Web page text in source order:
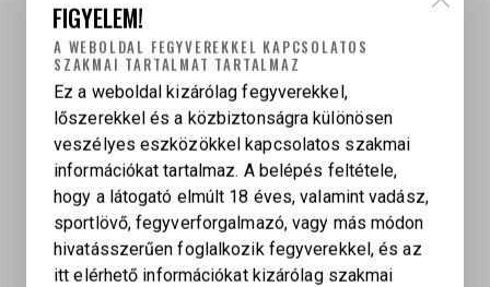
CSŐHOSSZ
16"
СALIBER
223 Remington / 5.56×45mm NATO
KAPCSOLÓDÓ TERMÉKEK
FIGYELEM!
A WEBOLDAL FEGYVEREKKEL KAPCSOLATOS
SZAKMAI TARTALMAT TARTALMAZ
Ez a weboldal kizárólag fegyverekkel,
lőszerekkel és a közbiztonságra különösen
veszélyes eszközökkel kapcsolatos szakmai
információkat tartalmaz. A belépés feltétele,
hogy a látogató elmúlt 18 éves, valamint vadász,
sportlövő, fegyverforgalmazó, vagy más módon
hivatásszerűen foglalkozik fegyverekkel, és az
itt elérhető információkat kizárólag szakmai